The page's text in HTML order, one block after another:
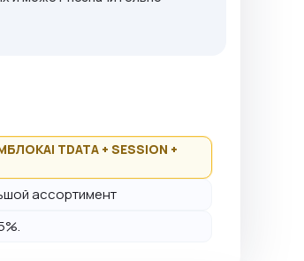
TDATA + SESSION +
ассортимент